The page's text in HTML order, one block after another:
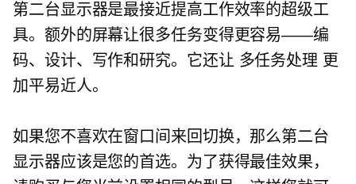
第二台显示器是最接近提高工作效率的超级工
具。额外的屏幕让很多任务变得更容易——编
码、设计、写作和研究。它还让 多任务处理 更
加平易近人。
如果您不喜欢在窗口间来回切换，那么第二台
显示器应该是您的首选。为了获得最佳效果，